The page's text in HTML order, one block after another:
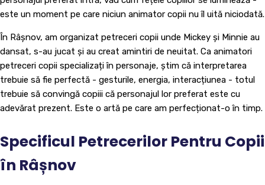
este un moment pe care niciun animator copii nu îl uită niciodată.
În Râșnov, am organizat petreceri copii unde Mickey și Minnie au
dansat, s-au jucat și au creat amintiri de neuitat. Ca animatori
petreceri copii specializați în personaje, știm că interpretarea
trebuie să fie perfectă - gesturile, energia, interacțiunea - totul
trebuie să convingă copiii că personajul lor preferat este cu
adevărat prezent. Este o artă pe care am perfecționat-o în timp.
Specificul Petrecerilor Pentru Copii
în Râșnov